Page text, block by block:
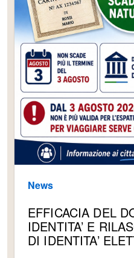
News
EFFICACIA DEL
IDENTITA’ E
DI IDENTITA’